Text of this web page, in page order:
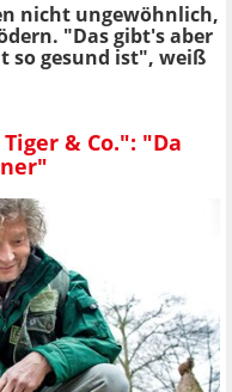
nicht ungewöhnlich,
"Das gibt's aber
so gesund ist", weiß
& Co.": "Da